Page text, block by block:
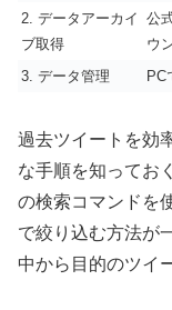
2. データアーカイ
ブ取得
公
ウ
3. データ管理
PC
過去ツイートを効
な手順を知ってお
の検索コマンドを
で絞り込む方法が
中から目的のツイ